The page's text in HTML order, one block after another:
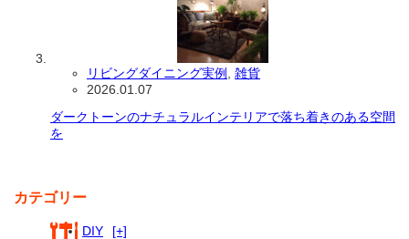
リビングダイニング実例
雑貨
2026.01.07
ダークトーンのナチュラルインテリアで落ち着きのある空間
を
カテゴリー
DIY [+]